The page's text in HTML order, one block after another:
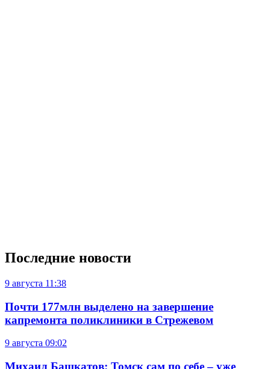
Последние новости
9 августа 11:38
Почти 177млн выделено на завершение
капремонта поликлиники в Стрежевом
9 августа 09:02
Михаил Башкатов: Томск сам по себе – уже